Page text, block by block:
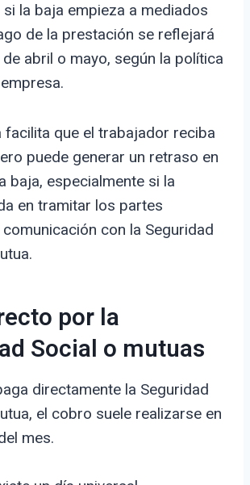
la baja empieza a mediados
de la prestación se reflejará
abril o mayo, según la política
facilita que el trabajador reciba
puede generar un retraso en
baja, especialmente si la
en tramitar los partes
con la Seguridad
por la
Social o mutuas
directamente la Seguridad
el cobro suele realizarse en
mes.